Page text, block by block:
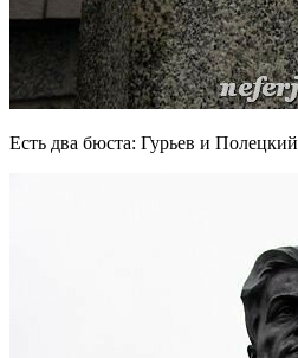
Есть два бюста: Гурьев и Полецкий